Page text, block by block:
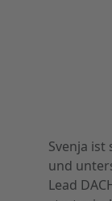
Svenja ist
und
Lead